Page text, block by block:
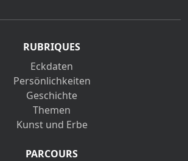
RUBRIQUES
Eckdaten
Persönlichkeiten
Geschichte
Themen
Kunst und Erbe
PARCOURS